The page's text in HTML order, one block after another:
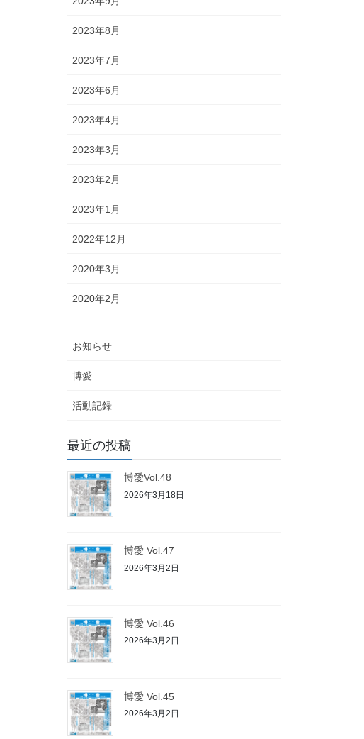
2023年8月
2023年7月
2023年6月
2023年4月
2023年3月
2023年2月
2023年1月
2022年12月
2020年3月
2020年2月
お知らせ
博愛
活動記録
最近の投稿
博愛Vol.48
2026年3月18日
博愛 Vol.47
2026年3月2日
博愛 Vol.46
2026年3月2日
博愛 Vol.45
2026年3月2日